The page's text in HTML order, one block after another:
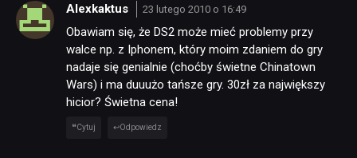
Alexkaktus 23 lutego 2010 o 16:49
Obawiam się, że DS2 może mieć problemy przy
walce np. z Iphonem, który moim zdaniem do gry
nadaje się genialnie (choćby świetne Chinatown
Wars) i ma duuużo tańsze gry. 30zł za największy
hicior? Świetna cena!
Cytuj Odpowiedz